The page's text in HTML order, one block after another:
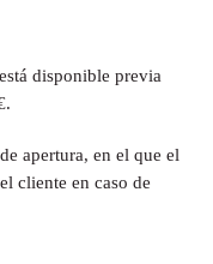
disponible previa
apertura, en el que el
cliente en caso de